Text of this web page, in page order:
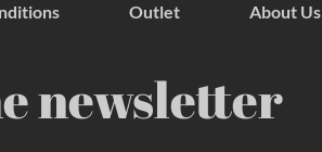
Outlet About Us
newsletter